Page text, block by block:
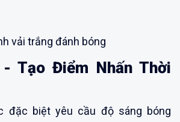
vải trắng đánh bóng
Tạo Điểm Nhấn Thời
đặc biệt yêu cầu độ sáng bóng